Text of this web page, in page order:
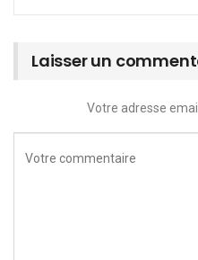
Laisser un
Votre adresse